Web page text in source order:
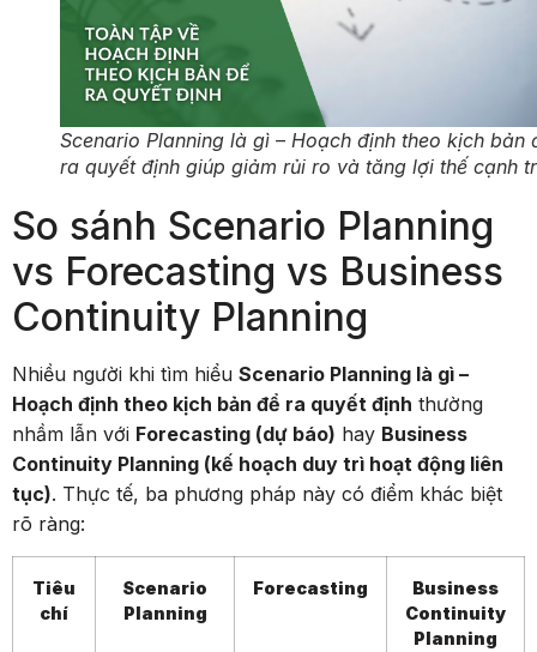
Scenario Planning là gì – Hoạch định theo kịch bản
ra quyết định giúp giảm rủi ro và tăng lợi thế cạnh
So sánh Scenario Planning
vs Forecasting vs Business
Continuity Planning
Nhiều người khi tìm hiểu Scenario Planning là gì –
Hoạch định theo kịch bản để ra quyết định thường
nhầm lẫn với Forecasting (dự báo) hay Business
Continuity Planning (kế hoạch duy trì hoạt động liên
tục) . Thực tế, ba phương pháp này có điểm khác biệt
rõ ràng:
Tiêu
chí
Scenario
Planning
Forecasting
Business
Continuity
Planning